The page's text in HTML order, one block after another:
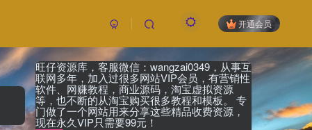
开通会员
旺仔资源库，客服微信：wangzai0349，从事互
联网多年，加入过很多网站VIP会员，有营销性
软件、网赚教程，商业源码，淘宝虚拟资源
等，也不断的从淘宝购买很多教程和模板。 专
门做了一个网站用来分享这些精品收费资源，
现在永久VIP只需要99元！